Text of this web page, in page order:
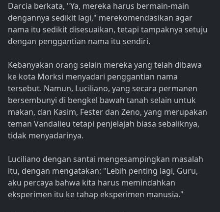
Darcia berkata, "Ya, mereka harus bermain-main
dengannya sedikit lagi," merekomendasikan agar
nama itu sedikit disesuaikan, tetapi tampaknya setuju
dengan penggantian nama itu sendiri.
Kebanyakan orang selain mereka yang telah dibawa
ke kota Morksi menyadari penggantian nama
tersebut. Namun, Luciliano, yang secara permanen
bersembunyi di bengkel bawah tanah selain untuk
makan, dan Kasim, Fester dan Zeno, yang merupakan
teman Vandalieu tetapi penjelajah biasa sebaliknya,
tidak menyadarinya.
Luciliano dengan santai mengesampingkan masalah
itu, dengan mengatakan: "Lebih penting lagi, Guru,
aku percaya bahwa kita harus memindahkan
eksperimen itu ke tahap eksperimen manusia."